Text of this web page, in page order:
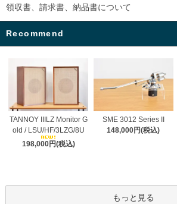
領収書、請求書、納品書について
Recommend
TANNOY IIILZ Monitor G
old / LSU/HF/3LZG/8U
198,000円(税込)
SME 3012 Series II
148,000円(税込)
もっと見る